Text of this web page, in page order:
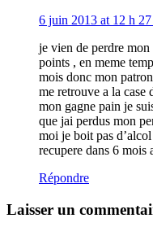
6 juin 2013 at 12 h
je vien de perdre
points , en meme
mois donc mon
me retrouve a la case
mon gagne pain je
que jai perdus mon
moi je boit pas
recupere dans 6 mois
Répondre
Laisser un